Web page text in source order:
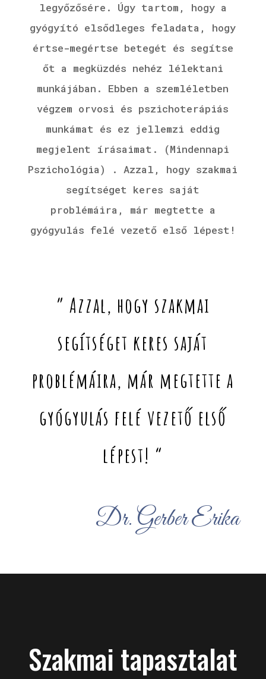
legyőzősére. Úgy tartom, hogy a
gyógyító elsődleges feladata, hogy
értse-megértse betegét és segítse
őt a megküzdés nehéz lélektani
munkájában. Ebben a szemléletben
végzem orvosi és pszichoterápiás
munkámat és ez jellemzi eddig
megjelent írásaimat. (Mindennapi
Pszichológia) . Azzal, hogy szakmai
segítséget keres saját
problémáira, már megtette a
gyógyulás felé vezető első lépest!
” Azzal, hogy szakmai
segítséget keres saját
problémáira, már megtette a
gyógyulás felé vezető első
lépest! “
Dr. Gerber Erika
Szakmai tapasztalat